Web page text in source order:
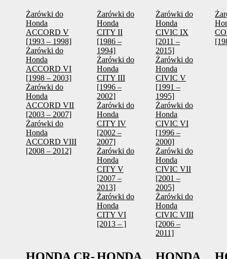
Żarówki do
Honda
ACCORD V
[1993 – 1998]
Żarówki do
Honda
ACCORD VI
[1998 – 2003]
Żarówki do
Honda
ACCORD VII
[2003 – 2007]
Żarówki do
Honda
ACCORD VIII
[2008 – 2012]
Żarówki do
Honda
CITY II
[1986 –
1994]
Żarówki do
Honda
CITY III
[1996 –
2002]
Żarówki do
Honda
CITY IV
[2002 –
2007]
Żarówki do
Honda
CITY V
[2007 –
2013]
Żarówki do
Honda
CITY VI
[2013 – ]
Żarówki do
Honda
CIVIC IX
[2011 –
2015]
Żarówki do
Honda
CIVIC V
[1991 –
1995]
Żarówki do
Honda
CIVIC VI
[1996 –
2000]
Żarówki do
Honda
CIVIC VII
[2001 –
2005]
Żarówki do
Honda
CIVIC VIII
[2006 –
2011]